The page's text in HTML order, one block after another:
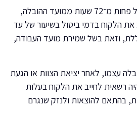
במקרה של ביטול בטווח של פחות מ־72 שעות ממועד ההובלה,
הלקוח בדמי ביטול בשיעור של עד
וזאת בשל שמירת מועד העבודה,
עצמו, לאחר יציאת הצוות או הגעת
רשאית לחייב את הלקוח בעלות
בהתאם להוצאות ולנזק שנגרם